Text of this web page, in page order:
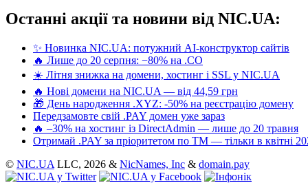
Останні акції та новини від NIC.UA:
✨ Новинка NIC.UA: потужний AI-конструктор сайтів
🔥 Лише до 20 серпня: −80% на .CO
☀️ Літня знижка на домени, хостинг і SSL у NIC.UA
🔥 Нові домени на NIC.UA — від 44,59 грн
🎁 День народження .XYZ: -50% на реєстрацію домену
Передзамовте свій .PAY домен уже зараз
🔥 –30% на хостинг із DirectAdmin — лише до 20 травня
Отримай .PAY за пріоритетом по ТМ — тільки в квітні
© NIC.UA LLC, 2026 & NicNames, Inc & domain.pay